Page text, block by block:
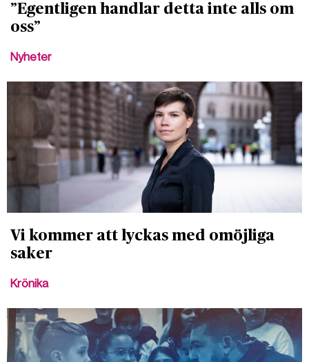
”Egentligen handlar detta inte alls om
oss”
Nyheter
Vi kommer att lyckas med omöjliga
saker
Krönika